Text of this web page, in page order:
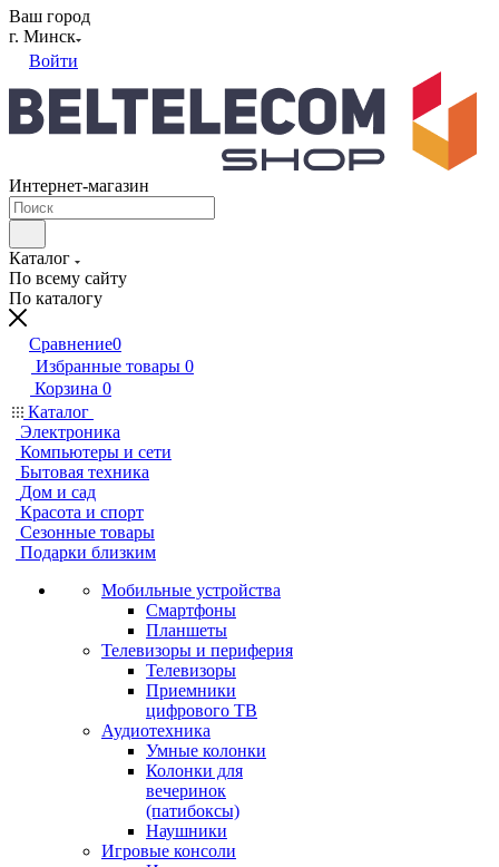
Ваш город
г. Минск
Войти
Интернет-магазин
Каталог
По всему сайту
По каталогу
Сравнение0
Избранные товары 0
Корзина 0
Каталог
Электроника
Компьютеры и сети
Бытовая техника
Дом и сад
Красота и спорт
Сезонные товары
Подарки близким
Мобильные устройства
Смартфоны
Планшеты
Телевизоры и периферия
Телевизоры
Приемники
цифрового ТВ
Аудиотехника
Умные колонки
Колонки для
вечеринок
(патибоксы)
Наушники
Игровые консоли